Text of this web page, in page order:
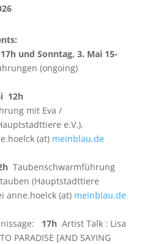
und Sonntag, 3. Mai 15-
(ongoing)
12h
mit Eva /
e.V.),
(at) meinblau.de
Taubenschwarmführung
(Hauptstadttiere
anne.hoelck (at) meinblau.de
17h Artist Talk : Lisa
PARADISE [AND SAYING